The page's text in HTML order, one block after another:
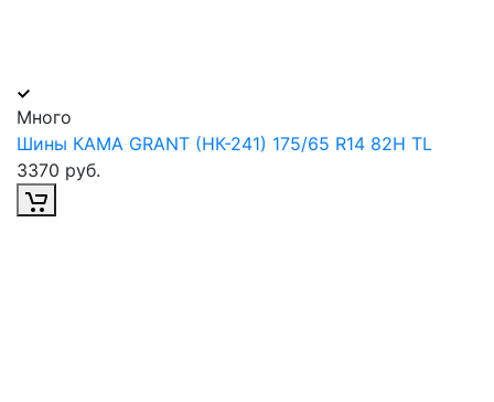
Много
Шины КАМА GRANT (НК-241) 175/65 R14 82H TL
3370 руб.